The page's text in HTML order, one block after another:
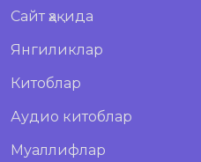
Сайт ҳақида
Янгиликлар
Китоблар
Аудио китоблар
Муаллифлар